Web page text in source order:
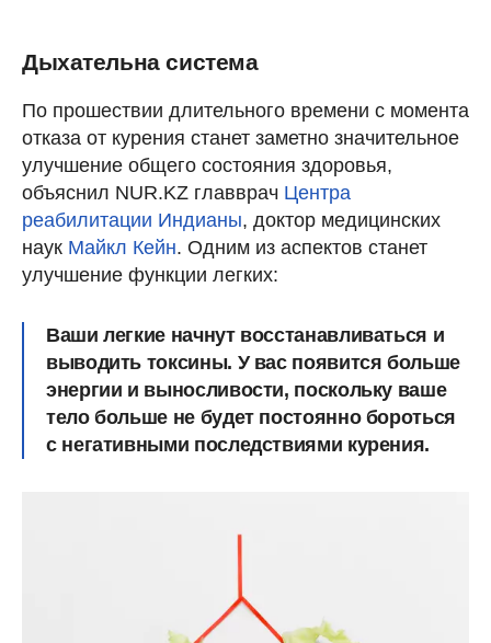
Дыхательна система
По прошествии длительного времени с момента
отказа от курения станет заметно значительное
улучшение общего состояния здоровья,
объяснил NUR.KZ главврач Центра
реабилитации Индианы, доктор медицинских
наук Майкл Кейн. Одним из аспектов станет
улучшение функции легких:
Ваши легкие начнут восстанавливаться и
выводить токсины. У вас появится больше
энергии и выносливости, поскольку ваше
тело больше не будет постоянно бороться
с негативными последствиями курения.